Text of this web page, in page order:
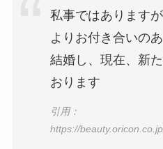
情報
大川橋
今も生
の馴れ
私事ではあります
よりお付き合いの
結婚し、現在、新
おります
引用：
https://